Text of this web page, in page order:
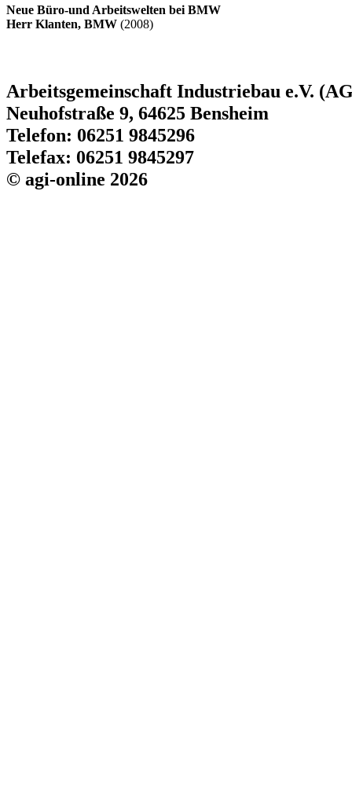
Neue Büro-und Arbeitswelten bei BMW
Herr Klanten, BMW (2008)
Arbeitsgemeinschaft Industriebau e.V.
Neuhofstraße 9, 64625 Bensheim
Telefon: 06251 9845296
Telefax: 06251 9845297
© agi-online 2026